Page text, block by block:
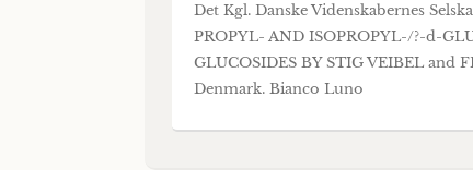
Det Kgl. Danske Videnskabernes
PROPYL- AND ISOPROPYL-/?-d-
GLUCOSIDES BY STIG VEIBEL and
Denmark. Bianco Luno